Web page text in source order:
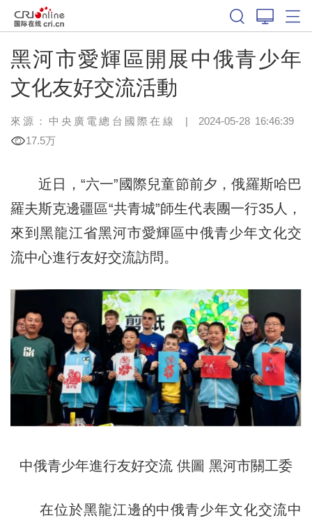
黑河市愛輝區開展中俄青少年
文化友好交流活動
來源：中央廣電總台國際在線 | 2024-05-28 16:46:39
17.5万
近日，“六一”國際兒童節前夕，俄羅斯哈巴
羅夫斯克邊疆區“共青城”師生代表團一行35人，
來到黑龍江省黑河市愛輝區中俄青少年文化交
流中心進行友好交流訪問。
中俄青少年進行友好交流 供圖 黑河市關工委
在位於黑龍江邊的中俄青少年文化交流中